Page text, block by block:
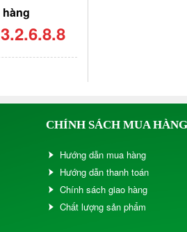
CHÍNH SÁCH MUA HÀNG
Hướng dẫn mua hàng
Hướng dẫn thanh toán
Chính sách giao hàng
Chất lượng sản phẩm